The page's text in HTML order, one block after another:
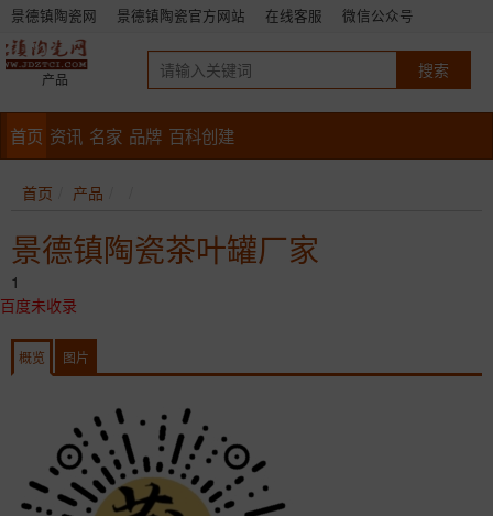
景德镇陶瓷网 景德镇陶瓷官方网站 在线客服 微信公众号
产品
首页 资讯 名家 品牌 百科创建
首页 产品
景德镇陶瓷茶叶罐厂家
1
百度未收录
概览 图片